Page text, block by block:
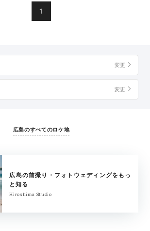
1
変更
変更
広島のすべてのロケ地
広島の前撮り・フォトウェディングをもっ
と知る
Hiroshima Studio